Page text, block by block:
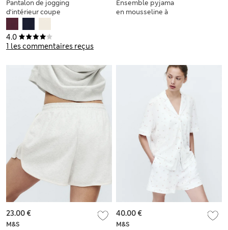
4.0
1 les commentaires reçus
Pantalon de jogging
d’intérieur coupe
Ensemble pyjama
en mousseline à
M&S
23.00 €
M&S
40.00 €